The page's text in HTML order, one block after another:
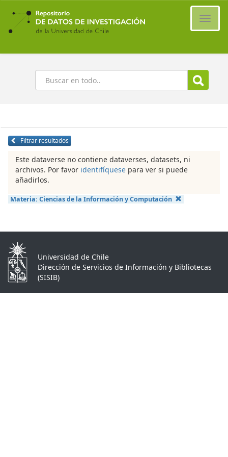
Ir
contenido
principal
Buscar
Filtrar resultados
Este dataverse no contiene dataverses, datasets, ni
archivos. Por favor identifíquese para ver si puede
añadirlos.
Materia: Ciencias de la Información y Computación
Universidad de Chile
Dirección de Servicios de Información y Bibliotecas
(SISIB)